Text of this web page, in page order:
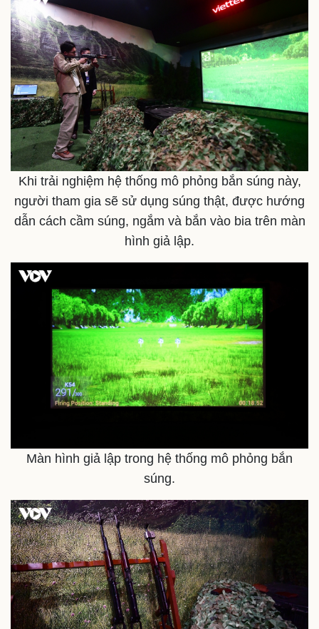
Bất động sản
Khởi nghiệp
Thị trường
Giá vàng
Tiêu dùng
Tỷ giá
Chứng khoán
Giá cà phê
Khi trải nghiệm hệ thống mô phỏng bắn súng này,
người tham gia sẽ sử dụng súng thật, được hướng
dẫn cách cầm súng, ngắm và bắn vào bia trên màn
hình giả lập.
Màn hình giả lập trong hệ thống mô phỏng bắn
súng.